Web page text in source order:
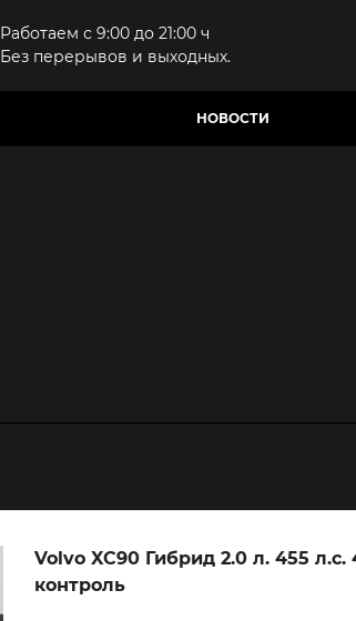
Работаем с 9:00 до 21:00 ч
Без перерывов и выходных.
НОВОСТИ
Volvo XC90 Гибрид 2.0 л. 455
контроль